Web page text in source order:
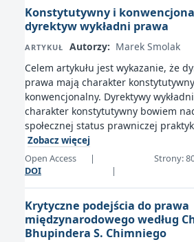
Konstytutywny i
dyrektyw wykładni prawa
ARTYKUŁ Autorzy: Marek Smolak
Celem artykułu jest wykazanie, że
prawa mają charakter
konwencjonalny. Dyrektywy
charakter konstytutywny bowiem
społecznej status prawniczej
Zobacz więcej
Open Access
| Strony:
DOI
|
Krytyczne podejścia do prawa
międzynarodowego według
Bhupindera S. Chimniego